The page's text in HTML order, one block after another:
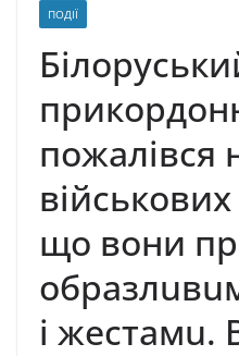
ПОДІЇ
пожaлівся
що вони
і жестaмu.